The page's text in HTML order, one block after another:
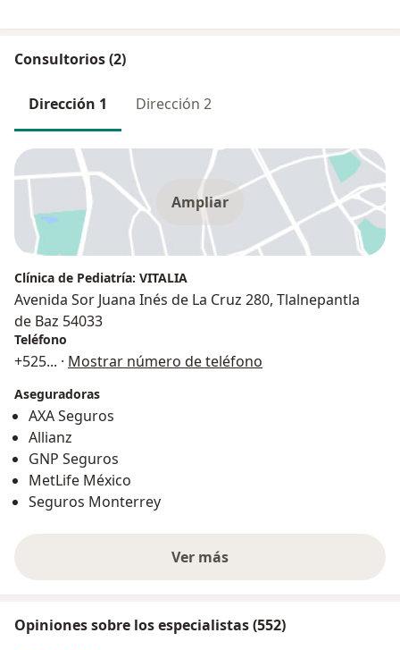
Consultorios (2)
Dirección 1 Dirección 2
Ampliar
Clínica de Pediatría: VITALIA
Avenida Sor Juana Inés de La Cruz 280, Tlalnepantla
de Baz 54033
Teléfono
+525... · Mostrar número de teléfono
Aseguradoras
AXA Seguros
Allianz
GNP Seguros
MetLife México
Seguros Monterrey
Ver más
Opiniones sobre los especialistas (552)